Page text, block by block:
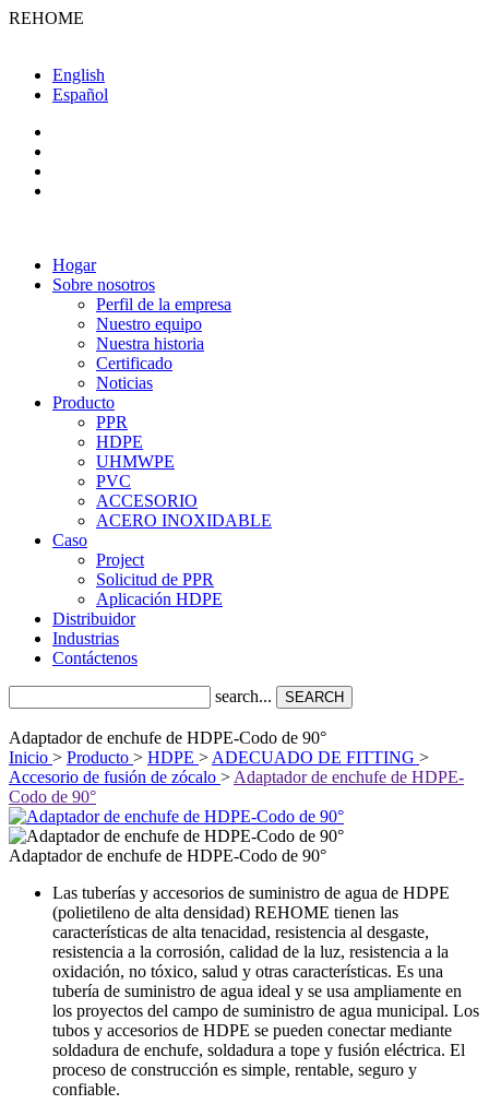
REHOME
English
Español
Hogar
Sobre nosotros
Perfil de la empresa
Nuestro equipo
Nuestra historia
Certificado
Noticias
Producto
PPR
HDPE
UHMWPE
PVC
ACCESORIO
ACERO INOXIDABLE
Caso
Project
Solicitud de PPR
Aplicación HDPE
Distribuidor
Industrias
Contáctenos
search... SEARCH
Adaptador de enchufe de HDPE-Codo de 90°
Inicio > Producto > HDPE > ADECUADO DE FITTING >
Accesorio de fusión de zócalo > Adaptador de enchufe de HDPE-
Codo de 90°
Adaptador de enchufe de HDPE-Codo de 90°
Las tuberías y accesorios de suministro de agua de HDPE
(polietileno de alta densidad) REHOME tienen las
características de alta tenacidad, resistencia al desgaste,
resistencia a la corrosión, calidad de la luz, resistencia a la
oxidación, no tóxico, salud y otras características. Es una
tubería de suministro de agua ideal y se usa ampliamente en
los proyectos del campo de suministro de agua municipal. Los
tubos y accesorios de HDPE se pueden conectar mediante
soldadura de enchufe, soldadura a tope y fusión eléctrica. El
proceso de construcción es simple, rentable, seguro y
confiable.